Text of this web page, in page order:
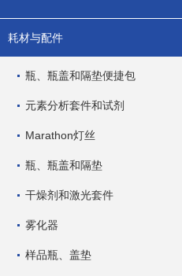
耗材与配件
瓶、瓶盖和隔垫便捷包
元素分析套件和试剂
Marathon灯丝
瓶、瓶盖和隔垫
干燥剂和激光套件
雾化器
样品瓶、盖垫